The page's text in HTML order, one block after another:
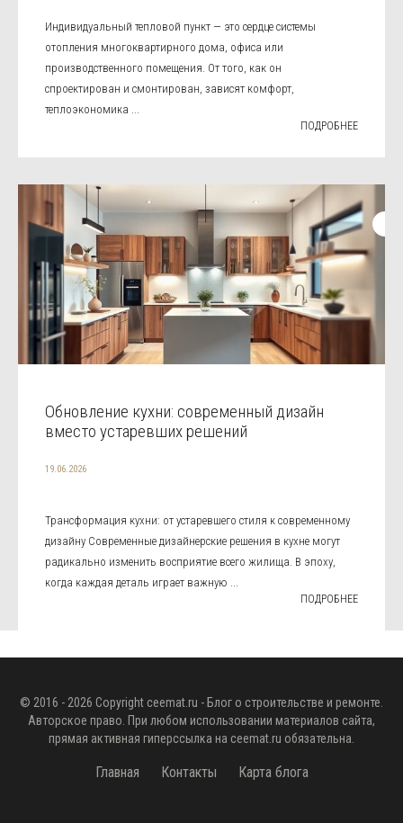
Индивидуальный тепловой пункт — это сердце системы
отопления многоквартирного дома, офиса или
производственного помещения. От того, как он
спроектирован и смонтирован, зависят комфорт,
теплоэкономика ...
ПОДРОБНЕЕ
Обновление кухни: современный дизайн
вместо устаревших решений
19.06.2026
Трансформация кухни: от устаревшего стиля к современному
дизайну Современные дизайнерские решения в кухне могут
радикально изменить восприятие всего жилища. В эпоху,
когда каждая деталь играет важную ...
ПОДРОБНЕЕ
© 2016 - 2026 Copyright ceemat.ru - Блог о строительстве и ремонте.
Авторское право. При любом использовании материалов сайта,
прямая активная гиперссылка на ceemat.ru обязательна.
Главная Контакты Карта блога